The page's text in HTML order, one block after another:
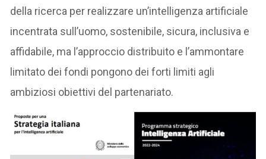
della ricerca per realizzare un’intelligenza artificiale
incentrata sull’uomo, sostenibile, sicura, inclusiva e
affidabile, ma l’approccio distribuito e l’ammontare
limitato dei fondi pongono dei forti limiti agli
ambiziosi obiettivi del partenariato.